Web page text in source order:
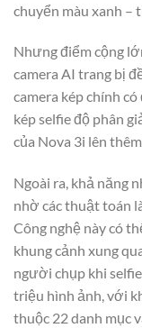
chuyển màu xanh –
Nhưng điểm cộng
camera AI trang bị
camera kép chính
kép selfie độ phân
của Nova 3i lên
Ngoài ra, khả năng
nhờ các thuật toán
Công nghệ này có
khung cảnh xung
người chụp khi
triệu hình ảnh, với
thuộc 22 danh mục